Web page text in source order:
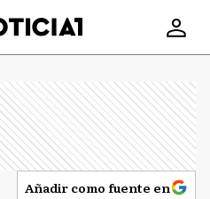
Añadir como fuente en